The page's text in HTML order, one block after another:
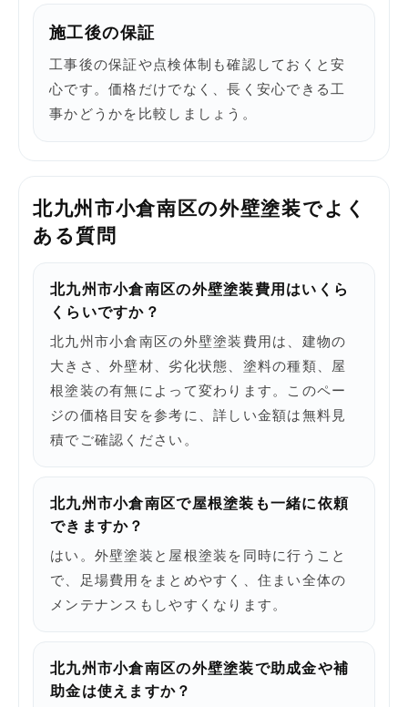
施工後の保証
工事後の保証や点検体制も確認しておくと安
心です。価格だけでなく、長く安心できる工
事かどうかを比較しましょう。
北九州市小倉南区の外壁塗装でよく
ある質問
北九州市小倉南区の外壁塗装費用はいくら
くらいですか？
北九州市小倉南区の外壁塗装費用は、建物の
大きさ、外壁材、劣化状態、塗料の種類、屋
根塗装の有無によって変わります。このペー
ジの価格目安を参考に、詳しい金額は無料見
積でご確認ください。
北九州市小倉南区で屋根塗装も一緒に依頼
できますか？
はい。外壁塗装と屋根塗装を同時に行うこと
で、足場費用をまとめやすく、住まい全体の
メンテナンスもしやすくなります。
北九州市小倉南区の外壁塗装で助成金や補
助金は使えますか？